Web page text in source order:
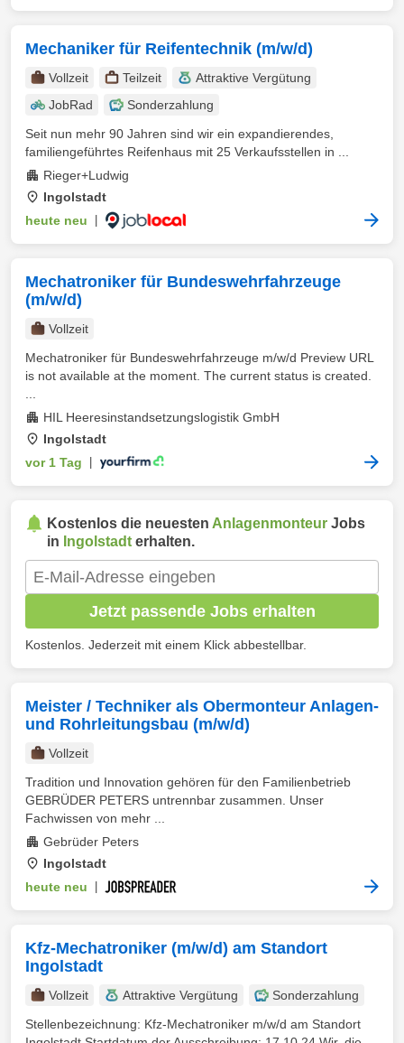
Mechaniker für Reifentechnik (m/w/d)
Vollzeit Teilzeit
Attraktive Vergütung
JobRad
Sonderzahlung
Seit nun mehr 90 Jahren sind wir ein expandierendes,
familiengeführtes Reifenhaus mit 25 Verkaufsstellen in ...
Rieger+Ludwig
Ingolstadt
heute neu
Mechatroniker für Bundeswehrfahrzeuge
(m/w/d)
Vollzeit
Mechatroniker für Bundeswehrfahrzeuge m/w/d Preview URL
is not available at the moment. The current status is created.
HIL Heeresinstandsetzungslogistik GmbH
Ingolstadt
vor 1 Tag
Kostenlos die neuesten Anlagenmonteur Jobs
in Ingolstadt erhalten.
Jetzt passende Jobs erhalten
Kostenlos. Jederzeit mit einem Klick abbestellbar.
Meister / Techniker als Obermonteur Anlagen-
und Rohrleitungsbau (m/w/d)
Vollzeit
Tradition und Innovation gehören für den Familienbetrieb
GEBRÜDER PETERS untrennbar zusammen. Unser
Fachwissen von mehr ...
Gebrüder Peters
Ingolstadt
heute neu
Kfz-Mechatroniker (m/w/d) am Standort
Ingolstadt
Vollzeit Attraktive Vergütung
Sonderzahlung
Stellenbezeichnung: Kfz-Mechatroniker m/w/d am Standort